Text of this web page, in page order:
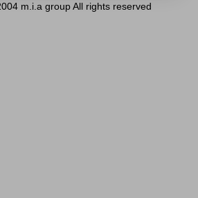
m.i.a group All rights reserved